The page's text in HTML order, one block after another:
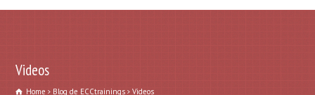
Videos
Home Blog de ECCtrainings Videos